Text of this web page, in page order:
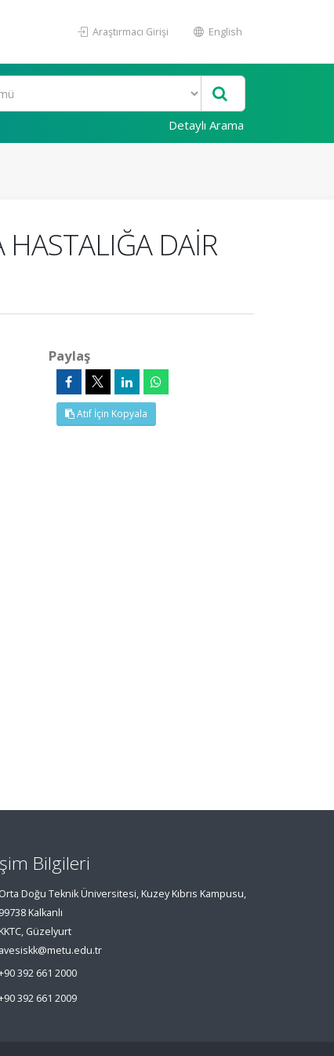
Araştırmacı Girişi English
Detaylı Arama
HASTALIĞA DAİR
Paylaş
Atıf İçin Kopyala
Bilgileri
Orta Doğu Teknik Üniversitesi, Kuzey Kıbrıs Kampusu,
99738 Kalkanlı
Güzelyurt
avesiskk@metu.edu.tr
392 661 2000
392 661 2009